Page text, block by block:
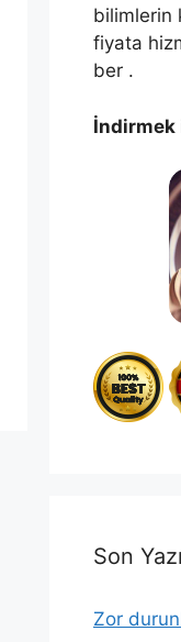
bilimlerin
fiyata
ber .
İndirmek
Son
Zor